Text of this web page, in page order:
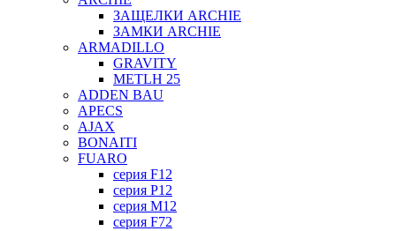
ЗАЩЕЛКИ ARCHIE
ЗАМКИ ARCHIE
ARMADILLO
GRAVITY
METLH 25
ADDEN BAU
APECS
AJAX
BONAITI
FUARO
серия F12
серия P12
серия M12
серия F72